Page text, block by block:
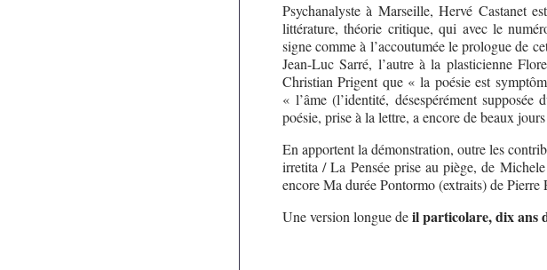
Psychanalyste à Marseille, Hervé Castanet
littérature, théorie critique, qui avec le
signe comme à l’accoutumée le prologue de
Jean-Luc Sarré, l’autre à la plasticienne
Christian Prigent que « la poésie est
« l’âme (l’identité, désespérément
poésie, prise à la lettre, a encore de beaux
En apportent la démonstration, outre les
irretita / La Pensée prise au piège, de
encore Ma durée Pontormo (extraits) de Pierre
Une version longue deil particolare, dix ans